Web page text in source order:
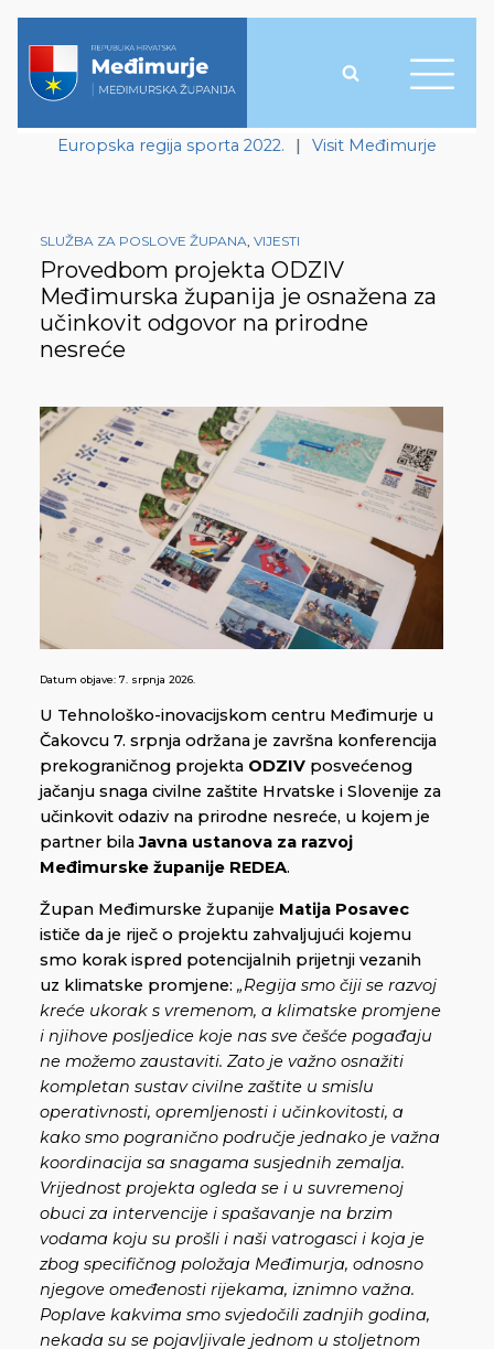
Europska regija sporta 2022. | Visit Međimurje
SLUŽBA ZA POSLOVE ŽUPANA, VIJESTI
Provedbom projekta ODZIV
Međimurska županija je osnažena za
učinkovit odgovor na prirodne
nesreće
Datum objave: 7. srpnja 2026.
U Tehnološko-inovacijskom centru Međimurje u
Čakovcu 7. srpnja održana je završna konferencija
prekograničnog projekta ODZIV posvećenog
jačanju snaga civilne zaštite Hrvatske i Slovenije za
učinkovit odaziv na prirodne nesreće, u kojem je
partner bilaJavna ustanova za razvoj
Međimurske županije REDEA.
Župan Međimurske županije Matija Posavec
ističe da je riječ o projektu zahvaljujući kojemu
smo korak ispred potencijalnih prijetnji vezanih
uz klimatske promjene: „Regija smo čiji se razvoj
kreće ukorak s vremenom, a klimatske promjene
i njihove posljedice koje nas sve češće pogađaju
ne možemo zaustaviti. Zato je važno osnažiti
kompletan sustav civilne zaštite u smislu
operativnosti, opremljenosti i učinkovitosti, a
kako smo pogranično područje jednako je važna
koordinacija sa snagama susjednih zemalja.
Vrijednost projekta ogleda se i u suvremenoj
obuci za intervencije i spašavanje na brzim
vodama koju su prošli i naši vatrogasci i koja je
zbog specifičnog položaja Međimurja, odnosno
njegove omeđenosti rijekama, iznimno važna.
Poplave kakvima smo svjedočili zadnjih godina,
nekada su se pojavljivale jednom u stoljetnom